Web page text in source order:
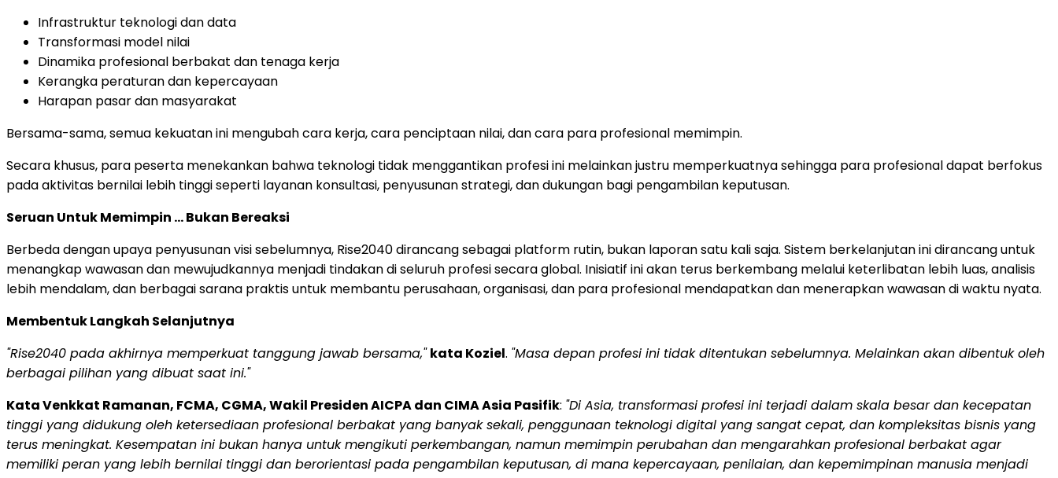
Infrastruktur teknologi dan data
Transformasi model nilai
Dinamika profesional berbakat dan tenaga kerja
Kerangka peraturan dan kepercayaan
Harapan pasar dan masyarakat
Bersama-sama, semua kekuatan ini mengubah cara kerja, cara penciptaan nilai, dan cara para profesional memimpin.
Secara khusus, para peserta menekankan bahwa teknologi tidak menggantikan profesi ini melainkan justru memperkuatnya sehingga para profesional dapat berfokus
pada aktivitas bernilai lebih tinggi seperti layanan konsultasi, penyusunan strategi, dan dukungan bagi pengambilan keputusan.
Seruan Untuk Memimpin … Bukan Bereaksi
Berbeda dengan upaya penyusunan visi sebelumnya, Rise2040 dirancang sebagai platform rutin, bukan laporan satu kali saja. Sistem berkelanjutan ini dirancang untuk
menangkap wawasan dan mewujudkannya menjadi tindakan di seluruh profesi secara global. Inisiatif ini akan terus berkembang melalui keterlibatan lebih luas, analisis
lebih mendalam, dan berbagai sarana praktis untuk membantu perusahaan, organisasi, dan para profesional mendapatkan dan menerapkan wawasan di waktu nyata.
Membentuk Langkah Selanjutnya
"Rise2040 pada akhirnya memperkuat tanggung jawab bersama," kata Koziel. "Masa depan profesi ini tidak ditentukan sebelumnya. Melainkan akan dibentuk oleh
berbagai pilihan yang dibuat saat ini."
Kata Venkkat Ramanan, FCMA, CGMA, Wakil Presiden AICPA dan CIMA Asia Pasifik: "Di Asia, transformasi profesi ini terjadi dalam skala besar dan kecepatan
tinggi yang didukung oleh ketersediaan profesional berbakat yang banyak sekali, penggunaan teknologi digital yang sangat cepat, dan kompleksitas bisnis yang
terus meningkat. Kesempatan ini bukan hanya untuk mengikuti perkembangan, namun memimpin perubahan dan mengarahkan profesional berbakat agar
memiliki peran yang lebih bernilai tinggi dan berorientasi pada pengambilan keputusan, di mana kepercayaan, penilaian, dan kepemimpinan manusia menjadi